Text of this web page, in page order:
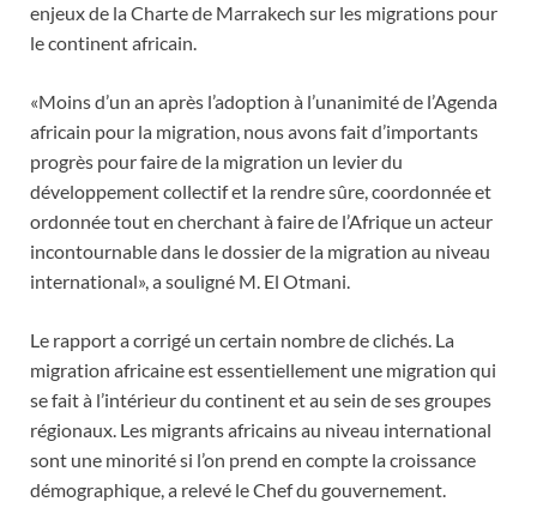
enjeux de la Charte de Marrakech sur les migrations pour
le continent africain.
«Moins d’un an après l’adoption à l’unanimité de l’Agenda
africain pour la migration, nous avons fait d’importants
progrès pour faire de la migration un levier du
développement collectif et la rendre sûre, coordonnée et
ordonnée tout en cherchant à faire de l’Afrique un acteur
incontournable dans le dossier de la migration au niveau
international», a souligné M. El Otmani.
Le rapport a corrigé un certain nombre de clichés. La
migration africaine est essentiellement une migration qui
se fait à l’intérieur du continent et au sein de ses groupes
régionaux. Les migrants africains au niveau international
sont une minorité si l’on prend en compte la croissance
démographique, a relevé le Chef du gouvernement.